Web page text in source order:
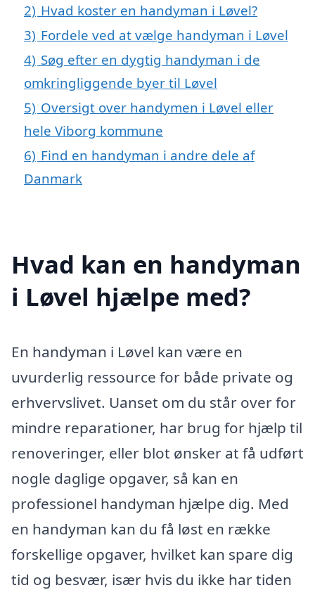
2) Hvad koster en handyman i Løvel?
3) Fordele ved at vælge handyman i Løvel
4) Søg efter en dygtig handyman i de
omkringliggende byer til Løvel
5) Oversigt over handymen i Løvel eller
hele Viborg kommune
6) Find en handyman i andre dele af
Danmark
Hvad kan en handyman
i Løvel hjælpe med?
En handyman i Løvel kan være en
uvurderlig ressource for både private og
erhvervslivet. Uanset om du står over for
mindre reparationer, har brug for hjælp til
renoveringer, eller blot ønsker at få udført
nogle daglige opgaver, så kan en
professionel handyman hjælpe dig. Med
en handyman kan du få løst en række
forskellige opgaver, hvilket kan spare dig
tid og besvær, især hvis du ikke har tiden